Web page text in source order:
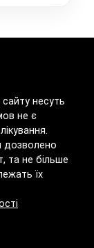
несуть
не є
дозволено
та не більше
їх